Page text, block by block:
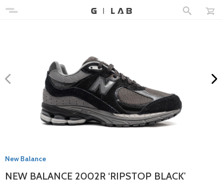
New Balance
NEW BALANCE 2002R ‘RIPSTOP BLACK’